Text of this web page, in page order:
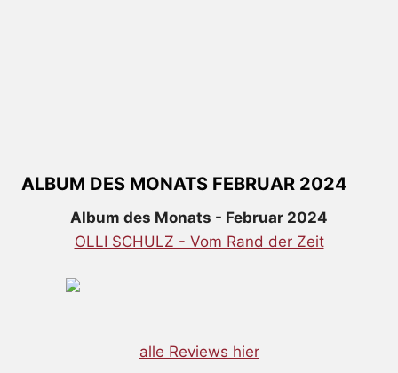
ALBUM DES MONATS FEBRUAR 2024
Album des Monats - Februar 2024
OLLI SCHULZ - Vom Rand der Zeit
alle Reviews hier